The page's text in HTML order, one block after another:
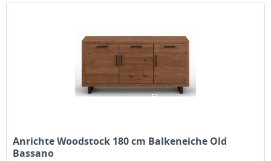
Anrichte Woodstock 180 cm Balkeneiche Old
Bassano